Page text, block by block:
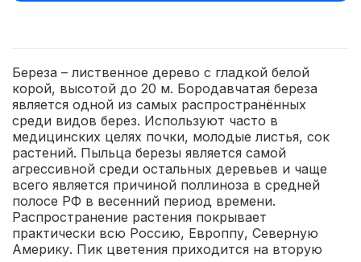
Береза – лиственное дерево с гладкой белой
корой, высотой до 20 м. Бородавчатая береза
является одной из самых распространённых
среди видов берез. Используют часто в
медицинских целях почки, молодые листья, сок
растений. Пыльца березы является самой
агрессивной среди остальных деревьев и чаще
всего является причиной поллиноза в средней
полосе РФ в весенний период времени.
Распространение растения покрывает
практически всю Россию, Европпу, Северную
Америку. Пик цветения приходится на вторую